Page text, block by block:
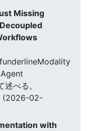
Missing
べる。
(2026-02-
with